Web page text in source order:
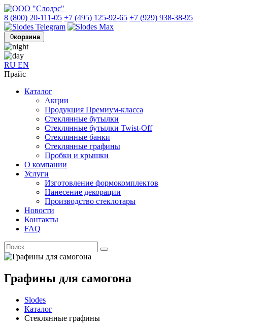
8 (800) 20-111-05 +7 (495) 125-92-65 +7 (929) 938-38-95
0корзина
RU EN
Прайс
Каталог
Акции
Продукция Премиум-класса
Стеклянные бутылки
Стеклянные бутылки Twist-Off
Стеклянные банки
Стеклянные графины
Пробки и крышки
О компании
Услуги
Изготовление формокомплектов
Нанесение декорации
Производство стеклотары
Новости
Контакты
FAQ
Графины для самогона
Slodes
Каталог
Стеклянные графины